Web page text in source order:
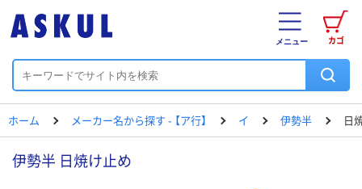
カゴ
メニュー
ホーム メーカー名から探す - 【ア行】 イ 伊勢半 日
伊勢半 日焼け止め